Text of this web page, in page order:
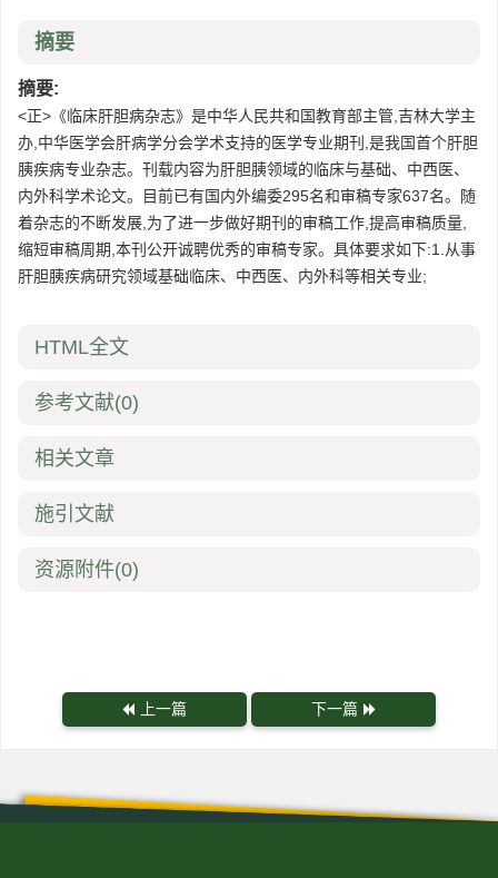
摘要
摘要:
<正>《临床肝胆病杂志》是中华人民共和国教育部主管,吉林大学主
办,中华医学会肝病学分会学术支持的医学专业期刊,是我国首个肝胆
胰疾病专业杂志。刊载内容为肝胆胰领域的临床与基础、中西医、
内外科学术论文。目前已有国内外编委295名和审稿专家637名。随
着杂志的不断发展,为了进一步做好期刊的审稿工作,提高审稿质量,
缩短审稿周期,本刊公开诚聘优秀的审稿专家。具体要求如下:1.从事
肝胆胰疾病研究领域基础临床、中西医、内外科等相关专业;
HTML全文
参考文献(0)
相关文章
施引文献
资源附件(0)
上一篇 下一篇